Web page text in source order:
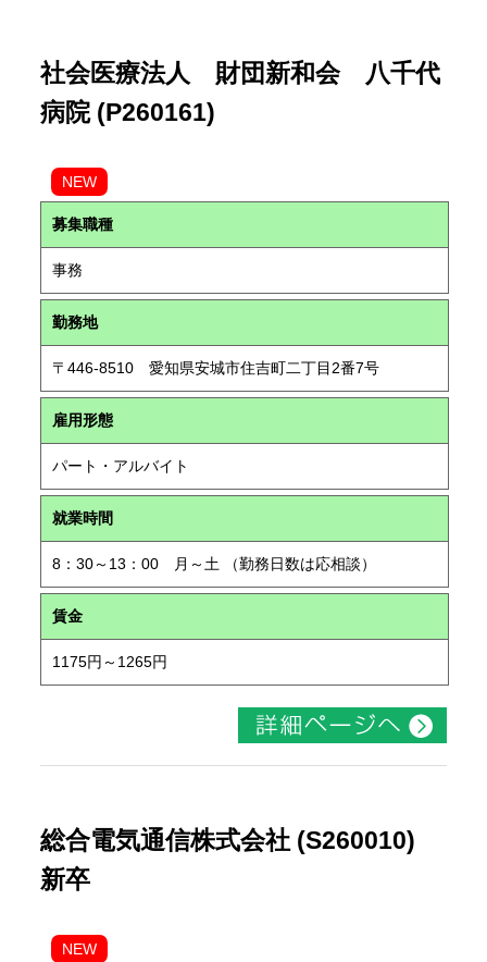
社会医療法人 財団新和会 八千代
病院 (P260161)
NEW
募集職種
事務
勤務地
〒446-8510 愛知県安城市住吉町二丁目2番7号
雇用形態
パート・アルバイト
就業時間
8：30～13：00 月～土 （勤務日数は応相談）
賃金
1175円～1265円
総合電気通信株式会社 (S260010)
新卒
NEW